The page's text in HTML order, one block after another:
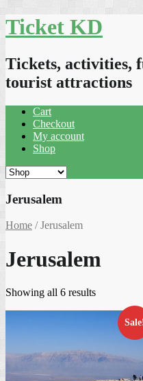
Skip
to
Ticket KD
Tickets, activities,
tourist attractions
Cart
Checkout
My account
Shop
Jerusalem
Home / Jerusalem
Jerusalem
Showing all 6 resultsSorted